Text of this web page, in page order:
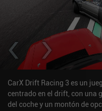
CarX Drift Racing 3 es un
centrado en el drift, con una
del coche y un montón de